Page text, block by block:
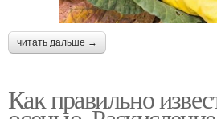
читать дальше →
Как правильно